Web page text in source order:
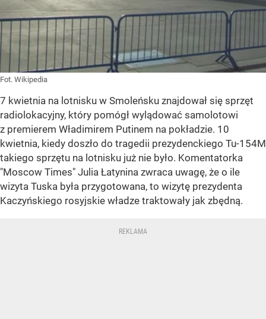
Fot. Wikipedia
7 kwietnia na lotnisku w Smoleńsku znajdował się sprzęt
radiolokacyjny, który pomógł wylądować samolotowi
z premierem Władimirem Putinem na pokładzie. 10
kwietnia, kiedy doszło do tragedii prezydenckiego Tu-154M
takiego sprzętu na lotnisku już nie było. Komentatorka
"Moscow Times" Julia Łatynina zwraca uwagę, że o ile
wizyta Tuska była przygotowana, to wizytę prezydenta
Kaczyńskiego rosyjskie władze traktowały jak zbędną.